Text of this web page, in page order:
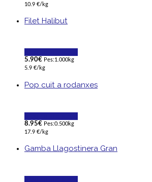
10.9 €/kg
Filet Halibut
5.90€ Pes:1.000kg
5.9 €/kg
Pop cuit a rodanxes
8.95€ Pes:0.500kg
17.9 €/kg
Gamba Llagostinera Gran